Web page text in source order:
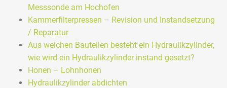
Messsonde am Hochofen
Kammerfilterpressen – Revision und Instandsetzung
/ Reparatur
Aus welchen Bauteilen besteht ein Hydraulikzylinder,
wie wird ein Hydraulikzylinder instand gesetzt?
Honen – Lohnhonen
Hydraulikzylinder abdichten